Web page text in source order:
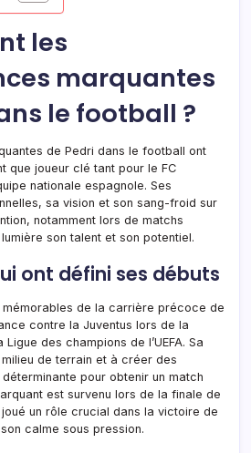
les
marquantes
le football ?
de Pedri dans le football ont
que joueur clé tant pour le FC
nationale espagnole. Ses
sa vision et son sang-froid sur
notamment lors de matchs
son talent et son potentiel.
ont défini ses débuts
mémorables de la carrière précoce de
contre la Juventus lors de la
des champions de l’UEFA. Sa
de terrain et à créer des
pour obtenir un match
est survenu lors de la finale de
un rôle crucial dans la victoire de
calme sous pression.